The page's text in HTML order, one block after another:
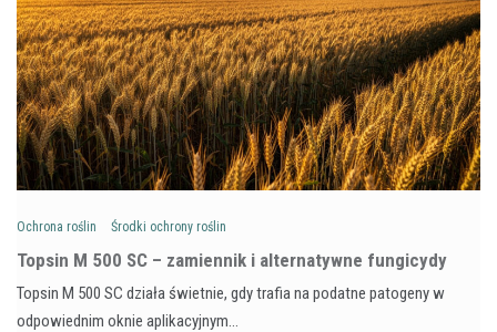
Ochrona roślin Środki ochrony roślin
Topsin M 500 SC – zamiennik i alternatywne fungicydy
Topsin M 500 SC działa świetnie, gdy trafia na podatne patogeny w
odpowiednim oknie aplikacyjnym…